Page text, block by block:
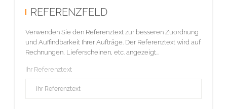
REFERENZFELD
Verwenden Sie den Referenztext zur besseren Zuordnung
und Auffindbarkeit Ihrer Aufträge. Der Referenztext wird auf
Rechnungen, Lieferscheinen, etc. angezeigt...
Ihr Referenztext